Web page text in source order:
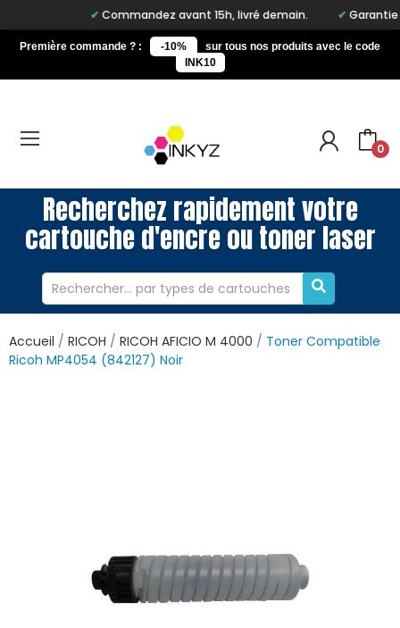
Commandez avant 15h, livré demain. Garantie à
Première commande ? : -10%
sur tous nos produits avec le code
INK10
0
Recherchez rapidement votre
cartouche d'encre ou toner laser
Accueil RICOH RICOH AFICIO M 4000
Toner Compatible
Ricoh MP4054 (842127) Noir